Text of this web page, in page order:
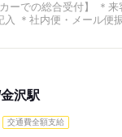
ーでの総合受付】 ＊
入 ＊社内便・メール便
沢駅
交通費全額支給